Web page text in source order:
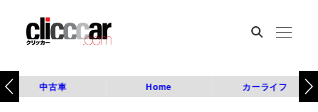
中古車 Home カーライフ